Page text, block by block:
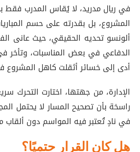
في ريال مدريد، لا يُقاس المدرب فقط
المشروع، بل بقدرته على حسم
ألونسو تحديه الحقيقي، حيث عانى
الدفاعي في بعض المناسبات، وتأخر
أدى إلى خسائر أثقلت كاهل
الإدارة، من جهتها، اختارت التحرك
راسخة بأن تصحيح المسار لا يحتمل
في نادٍ تُعتبر فيه المواسم دون
هل كان القرار حتميًا؟